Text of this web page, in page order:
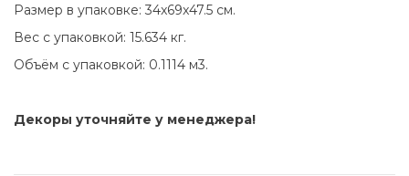
Размер в упаковке: 34x69x47.5 см.
Вес с упаковкой: 15.634 кг.
Объём с упаковкой: 0.1114 м3.
Декоры уточняйте у менеджера!